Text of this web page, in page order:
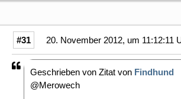
#31 20. November 2012, um 11:12:11
Geschrieben von Zitat von Findhund
@Merowech